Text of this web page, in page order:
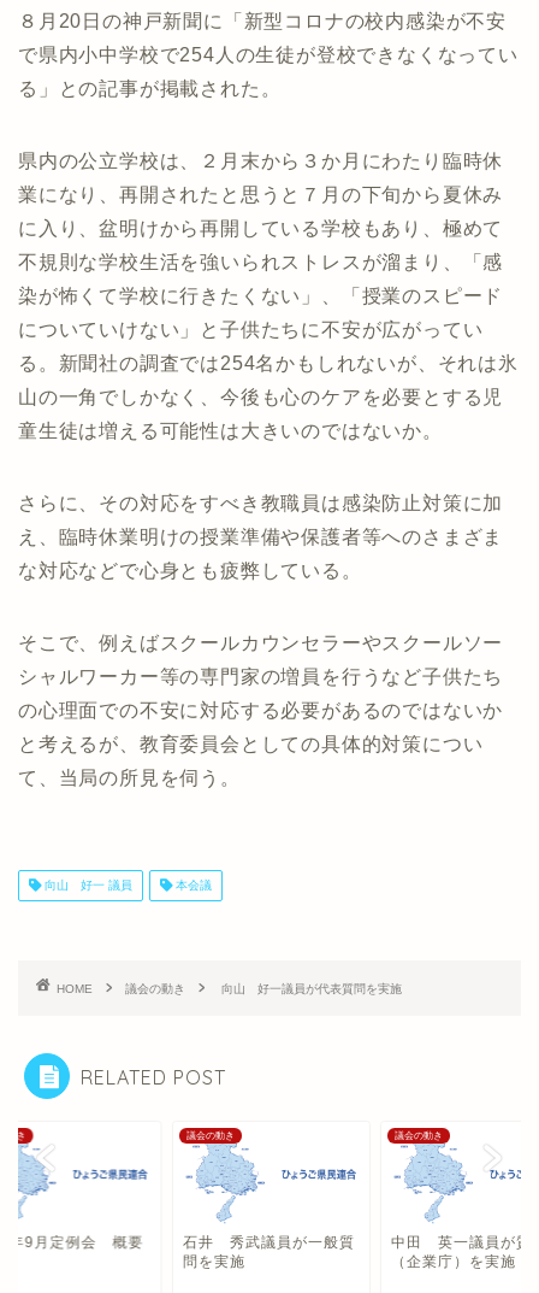
８月20日の神戸新聞に「新型コロナの校内感染が不安
で県内小中学校で254人の生徒が登校できなくなってい
る」との記事が掲載された。
県内の公立学校は、２月末から３か月にわたり臨時休
業になり、再開されたと思うと７月の下旬から夏休み
に入り、盆明けから再開している学校もあり、極めて
不規則な学校生活を強いられストレスが溜まり、「感
染が怖くて学校に行きたくない」、「授業のスピード
についていけない」と子供たちに不安が広がってい
る。新聞社の調査では254名かもしれないが、それは氷
山の一角でしかなく、今後も心のケアを必要とする児
童生徒は増える可能性は大きいのではないか。
さらに、その対応をすべき教職員は感染防止対策に加
え、臨時休業明けの授業準備や保護者等へのさまざま
な対応などで心身とも疲弊している。
そこで、例えばスクールカウンセラーやスクールソー
シャルワーカー等の専門家の増員を行うなど子供たち
の心理面での不安に対応する必要があるのではないか
と考えるが、教育委員会としての具体的対策につい
て、当局の所見を伺う。
向山 好一 議員 本会議
HOME 議会の動き 向山 好一議員が代表質問を実施
RELATED POST
動き
年9月定例会 概要
議会の動き
石井 秀武議員が一般質
問を実施
議会の動き
中田 英一議員が質
（企業庁）を実施